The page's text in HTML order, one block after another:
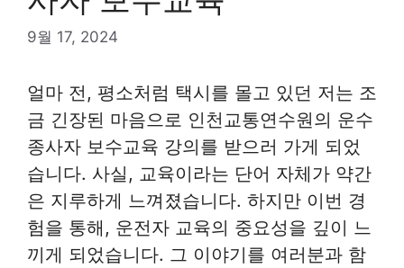
9월 17, 2024
얼마 전, 평소처럼 택시를 몰고 있던 저는 조
금 긴장된 마음으로 인천교통연수원의 운수
종사자 보수교육 강의를 받으러 가게 되었
습니다. 사실, 교육이라는 단어 자체가 약간
은 지루하게 느껴졌습니다. 하지만 이번 경
험을 통해, 운전자 교육의 중요성을 깊이 느
끼게 되었습니다. 그 이야기를 여러분과 함